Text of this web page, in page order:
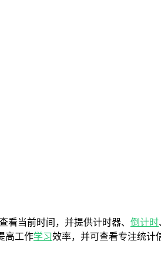
看当前时间，并提供计时器、 倒计时
高工作学习效率，并可查看专注统计